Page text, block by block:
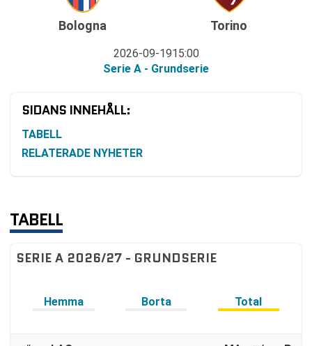
Bologna
2026-09-1915:00
Serie A - Grundserie
Torino
SIDANS INNEHÅLL:
TABELL
RELATERADE NYHETER
TABELL
SERIE A 2026/27 - GRUNDSERIE
Hemma Borta Total